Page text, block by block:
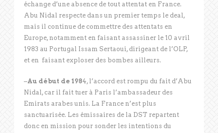
échange d’une absence de tout attentat en France.
Abu Nidal respecte dans un premier temps le deal,
mais il continue de commettre des attentats en
Europe, notamment en faisant assassiner le 10 avril
1983 au Portugal Issam Sertaoui, dirigeant de l’OLP,
et en faisant exploser des bombes ailleurs.
–Au début de 1984, l’accord est rompu du fait d’Abu
Nidal, car il fait tuer à Paris l’ambassadeur des
Emirats arabes unis. La France n’est plus
sanctuarisée. Les émissaires de la DST repartent
donc en mission pour sonder les intentions du